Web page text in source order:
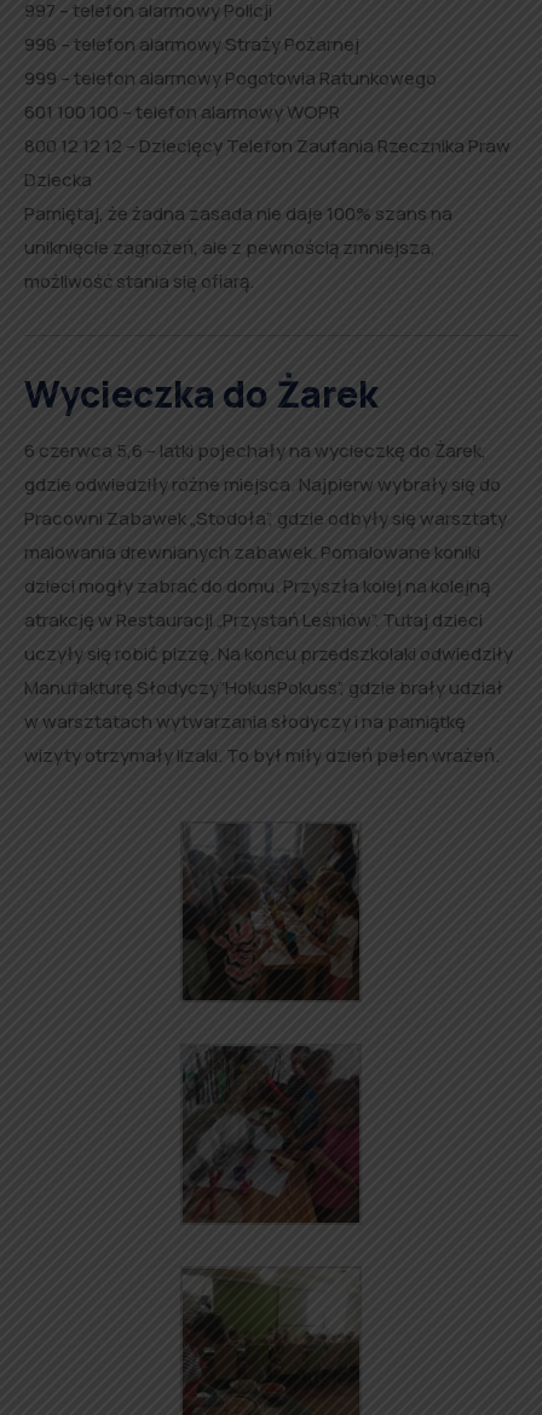
997 – telefon alarmowy Policji
998 – telefon alarmowy Straży Pożarnej
999 – telefon alarmowy Pogotowia Ratunkowego
601 100 100 – telefon alarmowy WOPR
800 12 12 12 – Dziecięcy Telefon Zaufania Rzecznika Praw
Dziecka
Pamiętaj, że żadna zasada nie daje 100% szans na
uniknięcie zagrożeń, ale z pewnością zmniejsza,
możliwość stania się ofiarą.
Wycieczka do Żarek
6 czerwca 5,6 – latki pojechały na wycieczkę do Żarek,
gdzie odwiedziły różne miejsca. Najpierw wybrały się do
Pracowni Zabawek „Stodoła”, gdzie odbyły się warsztaty
malowania drewnianych zabawek. Pomalowane koniki
dzieci mogły zabrać do domu. Przyszła kolej na kolejną
atrakcję w Restauracji „Przystań Leśniów”. Tutaj dzieci
uczyły się robić pizzę. Na końcu przedszkolaki odwiedziły
Manufakturę Słodyczy”HokusPokuss”, gdzie brały udział
w warsztatach wytwarzania słodyczy i na pamiątkę
wizyty otrzymały lizaki. To był miły dzień pełen wrażeń.